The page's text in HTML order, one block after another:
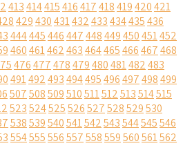
413414415416417418419420421
429430431432433434435436
444445446447448449450451452
460461462463464465466467468
476477478479480481482483
491492493494495496497498499
507508509510511512513514515
523524525526527528529530
538539540541542543544545546
554555556557558559560561562